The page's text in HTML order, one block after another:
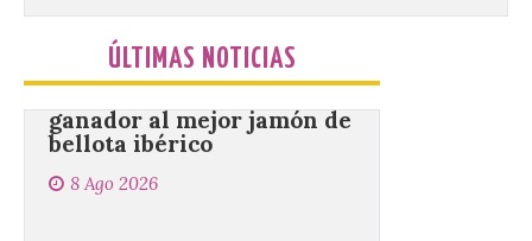
ÚLTIMAS NOTICIAS
ganador al mejor jamón de
bellota ibérico
8 Ago 2026